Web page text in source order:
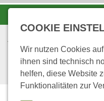
COOKIE
Wir nutzen Cookies
ihnen sind technisch
helfen, diese Website
Funktionalitäten zur